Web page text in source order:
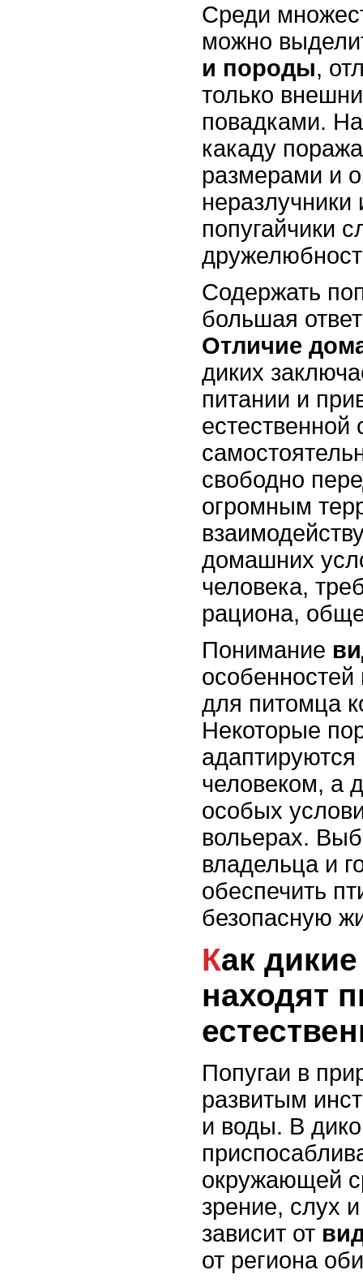
Среди
можно
и породы,
только
повадками.
какаду
размерами и
неразлучники
попугайчики
Содержать
большая
Отличие
диких
питании и
естественной
свободно
огромным
домашних
человека,
рациона,
Понимание
особенностей
для питомца
Некоторые
человеком, а
особых
вольерах.
владельца и
обеспечить
безопасную
Как дикие попугаи
находят
Попугаи в
развитым
и воды. В
окружающей
зрение, слух
зависит от
от региона